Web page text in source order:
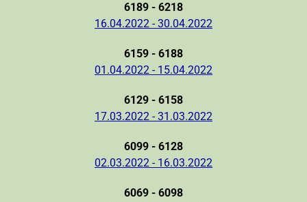
6189 - 6218
16.04.2022 - 30.04.2022
6159 - 6188
01.04.2022 - 15.04.2022
6129 - 6158
17.03.2022 - 31.03.2022
6099 - 6128
02.03.2022 - 16.03.2022
6069 - 6098